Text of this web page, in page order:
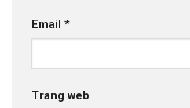
Email *
Trang web